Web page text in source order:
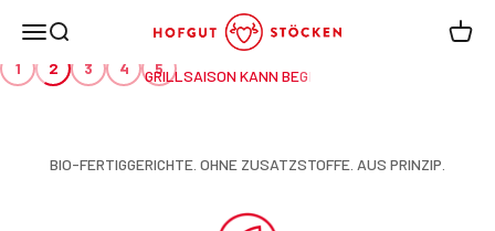
MenüSuche Hofgut Stöcken
1 2 3 4 5
BIO-FERTIGGERICHTE. OHNE ZUSATZSTOFFE. AUS PRINZIP.